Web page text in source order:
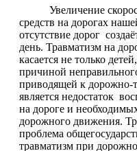
Увеличение
средств на дорогах
отсутствие дорог
день. Травматизм на
касается не только
причиной
приводящей к дорожно-
является недостаток
на дороге и
дорожного движения.
проблема
травматизм при